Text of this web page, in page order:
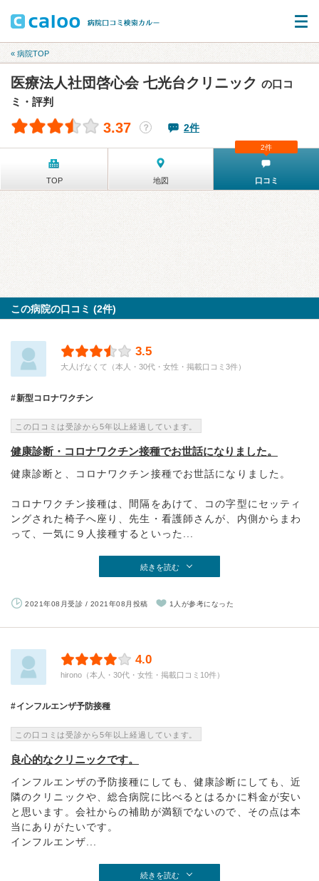
« 病院TOP
医療法人社団啓心会 七光台クリニック の口コ
ミ・評判
3.37 ？ 2件
TOP 地図 口コミ
2件
この病院の口コミ (2件)
3.5
大人げなくて（本人・30代・女性・掲載口コミ3件）
新型コロナワクチン
この口コミは受診から5年以上経過しています。
健康診断・コロナワクチン接種でお世話になりました。
健康診断と、コロナワクチン接種でお世話になりました。
コロナワクチン接種は、間隔をあけて、コの字型にセッティ
ングされた椅子へ座り、先生・看護師さんが、内側からまわ
って、一気に９人接種するといった...
続きを読む
2021年08月受診 / 2021年08月投稿 1人が参考になった
4.0
hirono（本人・30代・女性・掲載口コミ10件）
インフルエンザ予防接種
この口コミは受診から5年以上経過しています。
良心的なクリニックです。
インフルエンザの予防接種にしても、健康診断にしても、近
隣のクリニックや、総合病院に比べるとはるかに料金が安い
と思います。会社からの補助が満額でないので、その点は本
当にありがたいです。
インフルエンザ...
続きを読む